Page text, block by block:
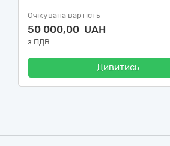
Очікувана вартість
50 000,00 UAH
з ПДВ
Дивитись